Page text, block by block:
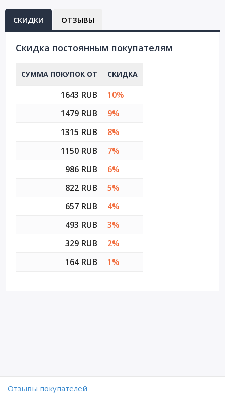
СКИДКИ ОТЗЫВЫ
Cкидка постоянным покупателям
СУММА ПОКУПОК ОТ СКИДКА
1643 RUB
10%
1479 RUB
9%
1315 RUB
8%
1150 RUB
7%
986 RUB
6%
822 RUB
5%
657 RUB
4%
493 RUB
3%
329 RUB
2%
164 RUB
1%
Отзывы покупателей